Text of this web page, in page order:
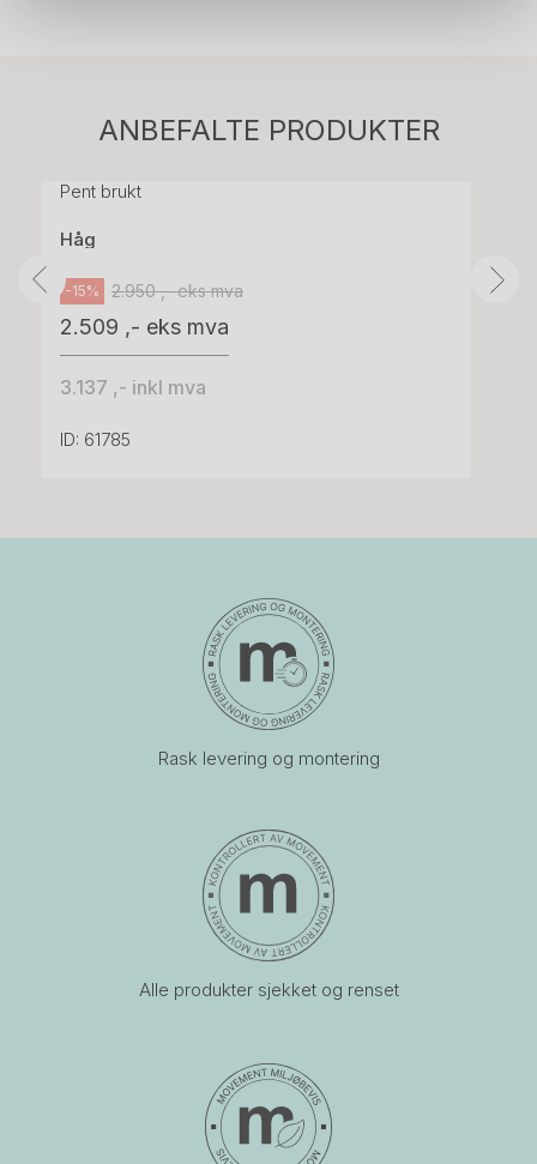
ANBEFALTE PRODUKTER
H05 5600 Swingback-armlene Mørk
Pent brukt
Håg
-15% 2.950 ,- eks mva
2.509 ,- eks mva
3.137 ,- inkl mva
ID: 61785
Rask levering og montering
Alle produkter sjekket og renset